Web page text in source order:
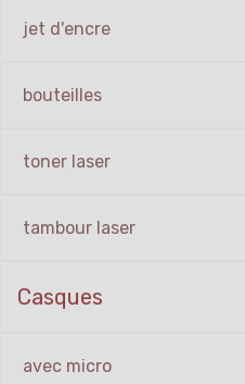
jet d'encre
bouteilles
toner laser
tambour laser
Casques
avec micro